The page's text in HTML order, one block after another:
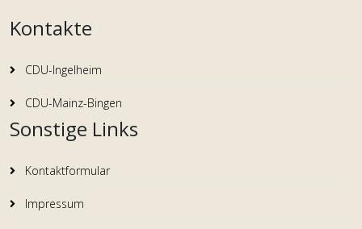
Kontakte
CDU-Ingelheim
CDU-Mainz-Bingen
Sonstige Links
Kontaktformular
Impressum